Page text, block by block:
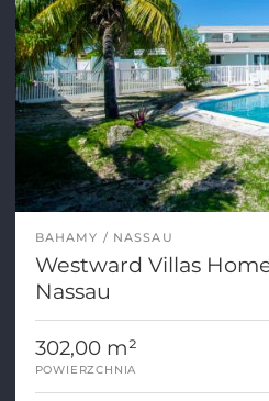
BAHAMY NASSAU
Westward Villas
Nassau
302,00 m²
POWIERZCHNIA